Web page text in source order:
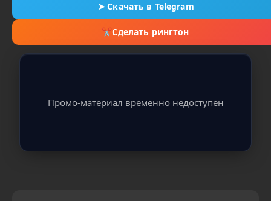
➤Скачать в Telegram
✂Сделать рингтон
Промо-материал временно недоступен